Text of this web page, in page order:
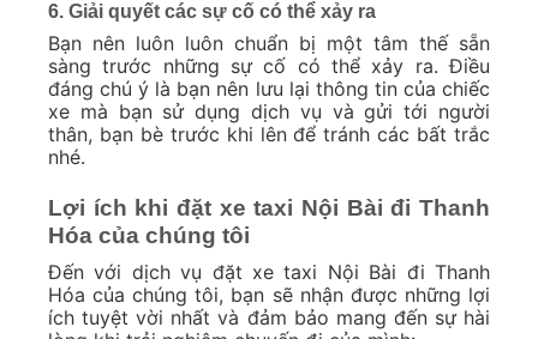
6. Giải quyết các sự cố có thể xảy ra
Bạn nên luôn luôn chuẩn bị một tâm thế sẵn
sàng trước những sự cố có thể xảy ra. Điều
đáng chú ý là bạn nên lưu lại thông tin của chiếc
xe mà bạn sử dụng dịch vụ và gửi tới người
thân, bạn bè trước khi lên để tránh các bất trắc
nhé.
Lợi ích khi đặt xe taxi Nội Bài đi Thanh
Hóa của chúng tôi
Đến với dịch vụ đặt xe taxi Nội Bài đi Thanh
Hóa của chúng tôi, bạn sẽ nhận được những lợi
ích tuyệt vời nhất và đảm bảo mang đến sự hài